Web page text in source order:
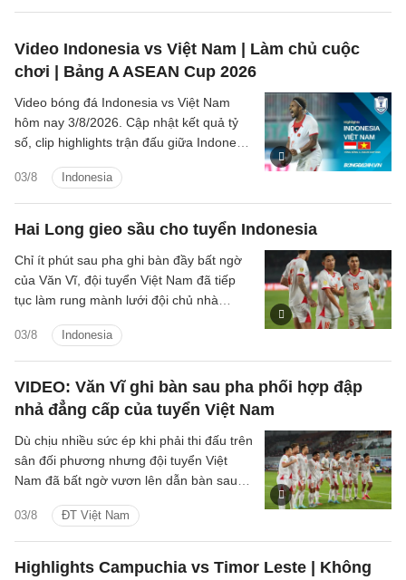
Video Indonesia vs Việt Nam | Làm chủ cuộc
chơi | Bảng A ASEAN Cup 2026
03/8 Indonesia
Video bóng đá Indonesia vs Việt Nam
hôm nay 3/8/2026. Cập nhật kết quả tỷ
số, clip highlights trận đấu giữa Indonesia
Hai Long gieo sầu cho tuyển Indonesia
03/8 Indonesia
Chỉ ít phút sau pha ghi bàn đầy bất ngờ
của Văn Vĩ, đội tuyển Việt Nam đã tiếp
tục làm rung mành lưới đội chủ nhà
Nguyễn Hai Long.
VIDEO: Văn Vĩ ghi bàn sau pha phối hợp đập
nhả đẳng cấp của tuyển Việt Nam
03/8 ĐT Việt Nam
Dù chịu nhiều sức ép khi phải thi đấu trên
sân đối phương nhưng đội tuyển Việt
Nam đã bất ngờ vươn lên dẫn bàn sau
Vĩ.
Highlights Campuchia vs Timor Leste | Không